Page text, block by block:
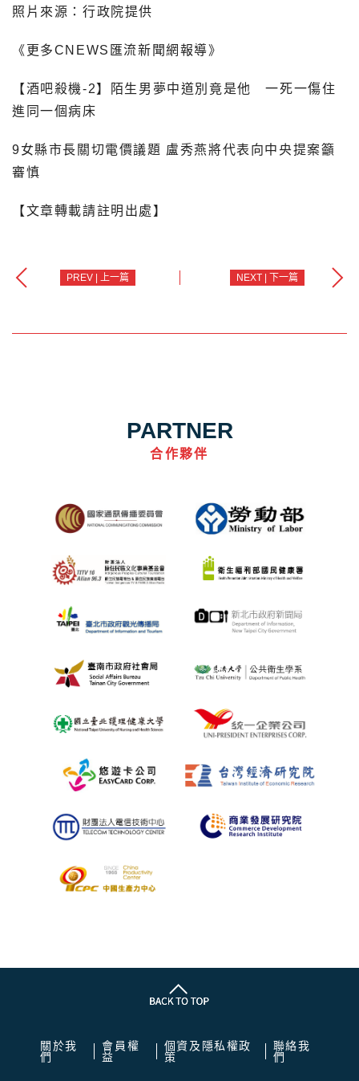
照片來源：行政院提供
《更多CNEWS匯流新聞網報導》
【酒吧殺機-2】陌生男夢中道別竟是他 一死一傷住
進同一個病床
9女縣市長關切電價議題 盧秀燕將代表向中央提案籲
審慎
【文章轉載請註明出處】
PREV | 上一篇 NEXT | 下一篇
PARTNER
合作夥伴
關於我
們
會員權
益
個資及隱私權政
策
聯絡我
們